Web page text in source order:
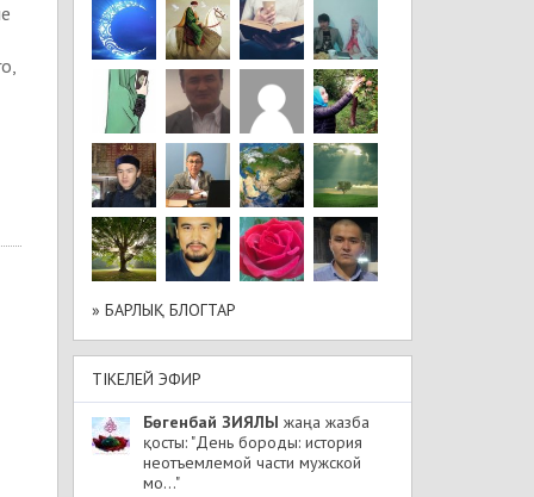
» БАРЛЫҚ БЛОГТАР
ТІКЕЛЕЙ ЭФИР
Бөгенбай ЗИЯЛЫ жаңа жазба
қосты: "День бороды: история
неотъемлемой части мужской
мо..."